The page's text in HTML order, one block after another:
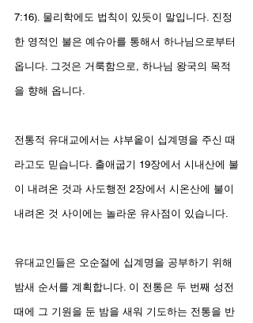
7:16). 물리학에도 법칙이 있듯이 말입니다. 진정
한 영적인 불은 예슈아를 통해서 하나님으로부터
옵니다. 그것은 거룩함으로, 하나님 왕국의 목적
을 향해 옵니다.
전통적 유대교에서는 샤부옽이 십계명을 주신 때
라고도 믿습니다. 출애굽기 19장에서 시내산에 불
이 내려온 것과 사도행전 2장에서 시온산에 불이
내려온 것 사이에는 놀라운 유사점이 있습니다.
유대교인들은 오순절에 십계명을 공부하기 위해
밤새 순서를 계획합니다. 이 전통은 두 번째 성전
때에 그 기원을 둔 밤을 새워 기도하는 전통을 반